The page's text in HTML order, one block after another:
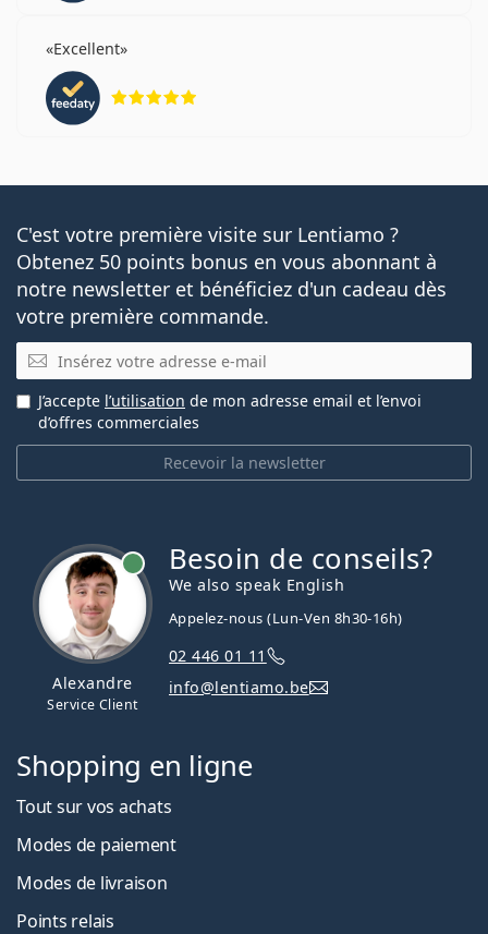
Excellent
C'est votre première visite sur Lentiamo ?
Obtenez 50 points bonus en vous abonnant à
notre newsletter et bénéficiez d'un cadeau dès
votre première commande.
E-mail
Recevoir la newsletter
J’accepte l’utilisation de mon adresse email et l’envoi
d’offres commerciales
Alexandre
Service Client
Besoin de conseils?
We also speak English
Appelez-nous (Lun-Ven 8h30-16h)
02 446 01 11
info@lentiamo.be
Shopping en ligne
Tout sur vos achats
Modes de paiement
Modes de livraison
Points relais